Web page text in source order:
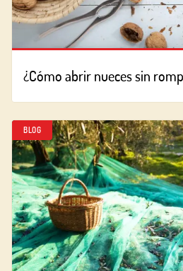
¿Cómo abrir nueces sin
BLOG